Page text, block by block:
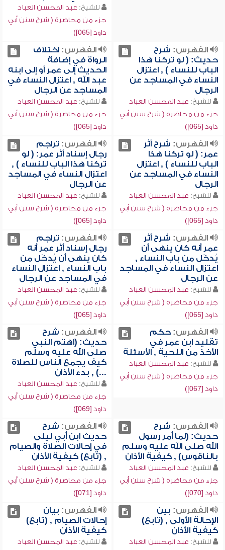
للشيخ: عبد المحسن العباد
جزء من محاضرة ( شرح سنن أبي
داود [065])
الفهرس: شرح
حديث: ( لو تركنا هذا
الباب للنساء ) , اعتزال
النساء في المساجد عن
الرجال
للشيخ: عبد المحسن العباد
جزء من محاضرة ( شرح سنن أبي
داود [065])
الفهرس:اختلاف
الرواة في إضافة
الحديث إلى عمر أو إلى ابنه
عبد الله , اعتزال النساء في
المساجد عن الرجال
للشيخ: عبد المحسن العباد
جزء من محاضرة ( شرح سنن أبي
داود [065])
الفهرس: شرح أثر
عمر: ( لو تركنا هذا
الباب للنساء ) , اعتزال
النساء في المساجد عن
الرجال
للشيخ: عبد المحسن العباد
جزء من محاضرة ( شرح سنن أبي
داود [065])
الفهرس: تراجم
رجال إسناد أثر عمر: ( لو
تركنا هذا الباب للنساء ) ,
اعتزال النساء في المساجد
عن الرجال
للشيخ: عبد المحسن العباد
جزء من محاضرة ( شرح سنن أبي
داود [065])
الفهرس: شرح أثر
عمر أنه كان ينهى أن
يُدخَل من باب النساء ,
اعتزال النساء في المساجد
عن الرجال
للشيخ: عبد المحسن العباد
جزء من محاضرة ( شرح سنن أبي
داود [065])
الفهرس: تراجم
رجال إسناد أثر عمر أنه
كان ينهى أن يُدخَل من
باب النساء , اعتزال النساء
في المساجد عن الرجال
للشيخ: عبد المحسن العباد
جزء من محاضرة ( شرح سنن أبي
داود [065])
الفهرس:حكم
تقليد ابن عمر في
الأخذ من اللحية , الأسئلة
للشيخ: عبد المحسن العباد
جزء من محاضرة ( شرح سنن أبي
داود [067])
الفهرس: شرح
حديث: (اهتم النبي
صلى الله عليه وسلم
كيف يجمع الناس للصلاة
...) , بدء الأذان
للشيخ: عبد المحسن العباد
جزء من محاضرة ( شرح سنن أبي
داود [069])
الفهرس: شرح
حديث: (لما أمر رسول
الله صلى الله عليه وسلم
بالناقوس) , كيفية الأذان
للشيخ: عبد المحسن العباد
جزء من محاضرة ( شرح سنن أبي
داود [070])
الفهرس: شرح
حديث ابن أبي ليلى
في إحالات الصلاة والصيام
, (تابع) كيفية الأذان
للشيخ: عبد المحسن العباد
جزء من محاضرة ( شرح سنن أبي
داود [071])
الفهرس: بين
الإحالة الأولى , (تابع)
كيفية الأذان
للشيخ: عبد المحسن العباد
الفهرس: بيان
إحالات الصيام , (تابع)
كيفية الأذان
للشيخ: عبد المحسن العباد